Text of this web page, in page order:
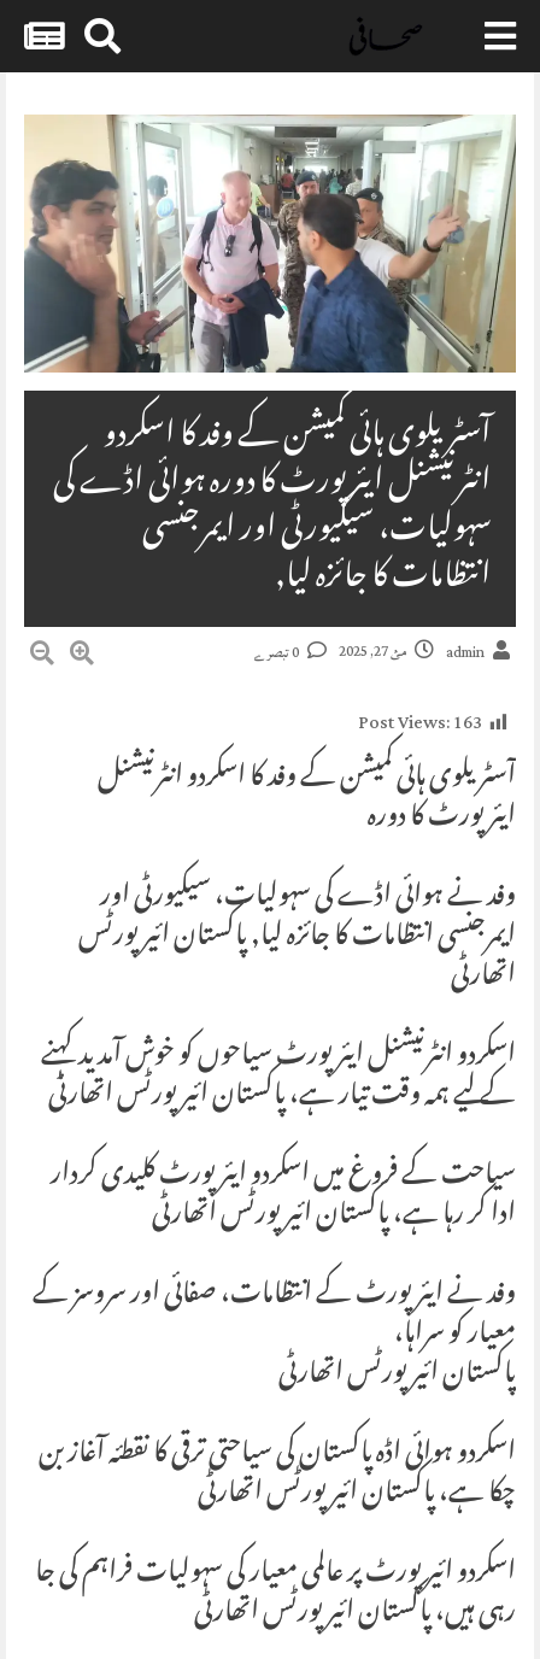
Skip
content
آسٹریلوی ہائی کمیشن کے وفد کا اسکردو
انٹرنیشنل ایئرپورٹ کا دورہ ہوائی اڈے کی
سہولیات، سیکیورٹی اور ایمرجنسی
انتظامات کا جائزہ لیا,
admin مئ 27, 2025
Post Views:163
آسٹریلوی ہائی کمیشن کے وفد کا اسکردو انٹرنیشنل
ایئرپورٹ کا دورہ
وفد نے ہوائی اڈے کی سہولیات، سیکیورٹی اور
ایمرجنسی انتظامات کا جائزہ لیا, پاکستان ائیرپورٹس
اتھارٹی
اسکردو انٹرنیشنل ایئرپورٹ سیاحوں کو خوش آمدید کہنے
کے لیے ہمہ وقت تیار ہے، پاکستان ائیرپورٹس اتھارٹی
سیاحت کے فروغ میں اسکردو ایئرپورٹ کلیدی کردار
ادا کر رہا ہے، پاکستان ائیرپورٹس اتھارٹی
وفد نے ایئرپورٹ کے انتظامات، صفائی اور سروسز کے
معیار کو سراہا،
پاکستان ائیرپورٹس اتھارٹی
اسکردو ہوائی اڈہ پاکستان کی سیاحتی ترقی کا نقطئہ آغاز بن
چکا ہے، پاکستان ائیرپورٹس اتھارٹی
اسکردو ائیرپورٹ پر عالمی معیار کی سہولیات فراہم کی جا
رہی ہیں، پاکستان ائیرپورٹس اتھارٹی